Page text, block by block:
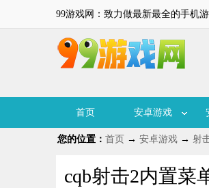
99游戏网：致力做最新最全的手机游
首页 安卓游戏
您的位置： 首页 → 安卓游戏 → 射
cqb射击2内置菜